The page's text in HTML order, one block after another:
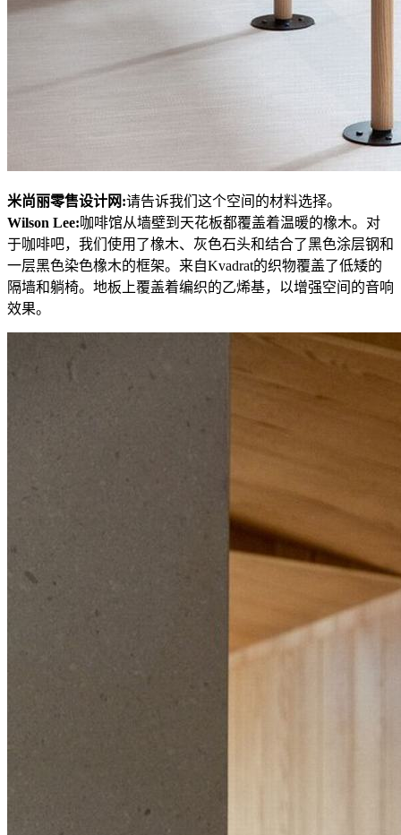
米尚丽零售设计网:请告诉我们这个空间的材料选择。
Wilson Lee:咖啡馆从墙壁到天花板都覆盖着温暖的橡木。对
于咖啡吧，我们使用了橡木、灰色石头和结合了黑色涂层钢和
一层黑色染色橡木的框架。来自Kvadrat的织物覆盖了低矮的
隔墙和躺椅。地板上覆盖着编织的乙烯基，以增强空间的音响
效果。